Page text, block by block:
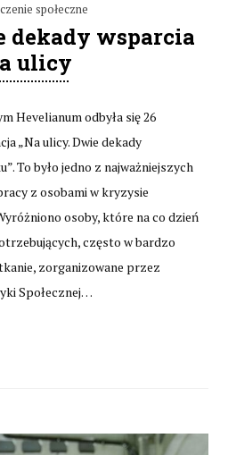
społeczne
dekady wsparcia
ulicy
Hevelianum odbyła się 26
„Na ulicy. Dwie dekady
To było jedno z najważniejszych
z osobami w kryzysie
osoby, które na co dzień
często w bardzo
zorganizowane przez
Społecznej…